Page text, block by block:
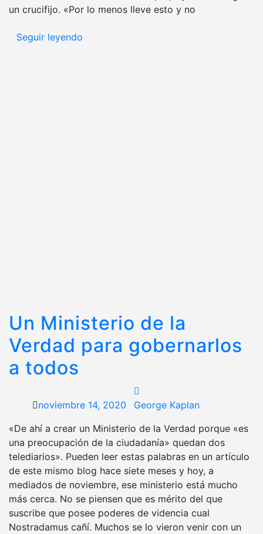
un crucifijo. «Por lo menos lleve esto y no
Seguir leyendo
Un Ministerio de la
Verdad para gobernarlos
a todos
noviembre 14, 2020
George Kaplan
«De ahí a crear un Ministerio de la Verdad porque «es
una preocupación de la ciudadanía» quedan dos
telediarios». Pueden leer estas palabras en un artículo
de este mismo blog hace siete meses y hoy, a
mediados de noviembre, ese ministerio está mucho
más cerca. No se piensen que es mérito del que
suscribe que posee poderes de videncia cual
Nostradamus cañí. Muchos se lo vieron venir con un